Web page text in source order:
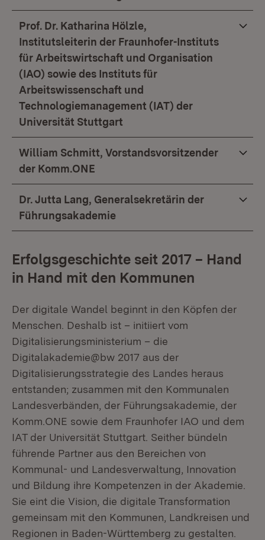
Prof. Dr. Katharina Hölzle,
Institutsleiterin der Fraunhofer-Instituts
für Arbeitswirtschaft und Organisation
(IAO) sowie des Instituts für
Arbeitswissenschaft und
Technologiemanagement (IAT) der
Universität Stuttgart
William Schmitt, Vorstandsvorsitzender
der Komm.ONE
Dr. Jutta Lang, Generalsekretärin der
Führungsakademie
Erfolgsgeschichte seit 2017 – Hand
in Hand mit den Kommunen
Der digitale Wandel beginnt in den Köpfen der
Menschen. Deshalb ist – initiiert vom
Digitalisierungsministerium – die
Digitalakademie@bw 2017 aus der
Digitalisierungsstrategie des Landes heraus
entstanden; zusammen mit den Kommunalen
Landesverbänden, der Führungsakademie, der
Komm.ONE sowie dem Fraunhofer IAO und dem
IAT der Universität Stuttgart. Seither bündeln
führende Partner aus den Bereichen von
Kommunal- und Landesverwaltung, Innovation
und Bildung ihre Kompetenzen in der Akademie.
Sie eint die Vision, die digitale Transformation
gemeinsam mit den Kommunen, Landkreisen und
Regionen in Baden-Württemberg zu gestalten.